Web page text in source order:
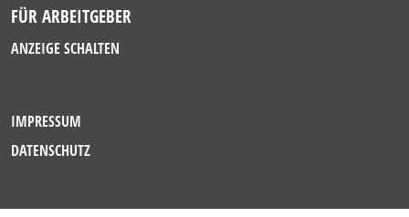
FÜR ARBEITGEBER
ANZEIGE SCHALTEN
IMPRESSUM
DATENSCHUTZ